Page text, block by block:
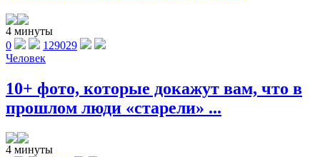
4 минуты
0
129029
Человек
10+ фото, которые докажут вам, что в
прошлом люди «старели» ...
4 минуты